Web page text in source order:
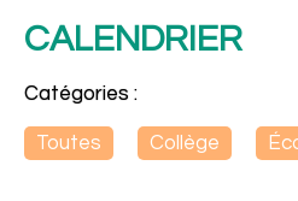
CALENDRIER
Catégories :
Toutes Collège